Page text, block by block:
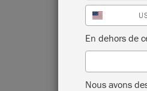
En dehors de
Nous avons